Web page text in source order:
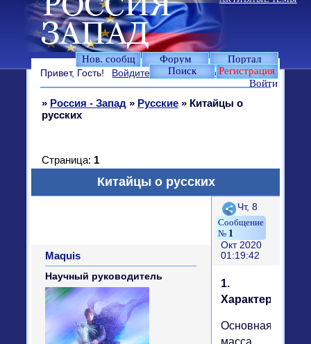
Нов. сообщ Форум
Портал
Поиск
Регистрация
Войти
Привет, Гость! Войдите илизарегистрируйтесь.
» Россия - Запад » Русские » Китайцы о
русских
Китайцы о русских
Страница: 1
Поделиться
1
Чт, 8
Окт 2020
01:19:42
Maquis
Научный руководитель
1.
Характер
Основная